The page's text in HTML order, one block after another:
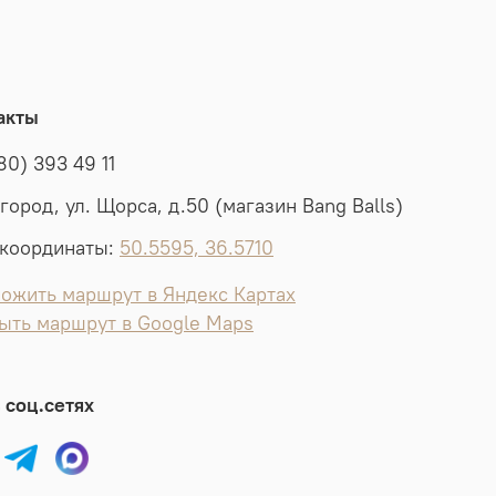
393 49 11
ул. Щорса, д.50 (магазин Bang Balls)
50.5595, 36.5710
маршрут в Яндекс Картах
маршрут в Google Maps